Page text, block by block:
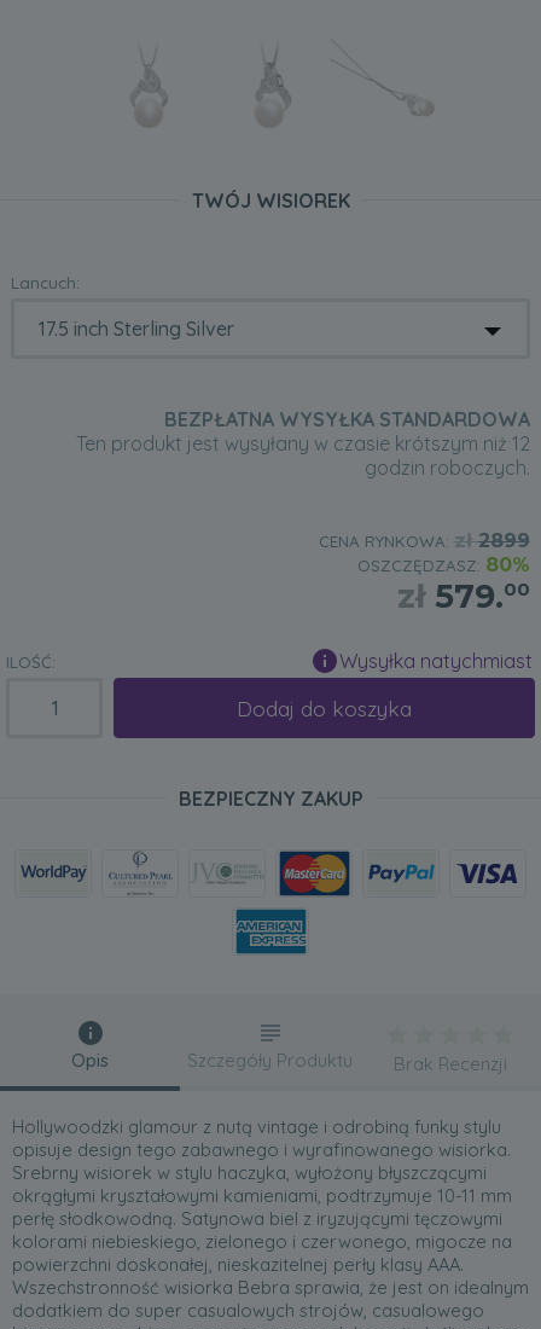
TWÓJ WISIOREK
Lancuch:
BEZPŁATNA WYSYŁKA STANDARDOWA
Ten produkt jest wysyłany w czasie krótszym niż 12
godzin roboczych.
CENA RYNKOWA: zł2899
OSZCZĘDZASZ: 80%
zł 579.00
ILOŚĆ: Wysyłka natychmiast
Dodaj do koszyka
BEZPIECZNY ZAKUP
Opis
Hollywoodzki glamour z nutą vintage i odrobiną funky stylu
opisuje design tego zabawnego i wyrafinowanego wisiorka.
Srebrny wisiorek w stylu haczyka, wyłożony błyszczącymi
okrągłymi kryształowymi kamieniami, podtrzymuje 10-11 mm
perłę słodkowodną. Satynowa biel z iryzującymi tęczowymi
kolorami niebieskiego, zielonego i czerwonego, migocze na
powierzchni doskonałej, nieskazitelnej perły klasy AAA.
Wszechstronność wisiorka Bebra sprawia, że jest on idealnym
dodatkiem do super casualowych strojów, casualowego
Szczegóły Produktu Brak Recenzji